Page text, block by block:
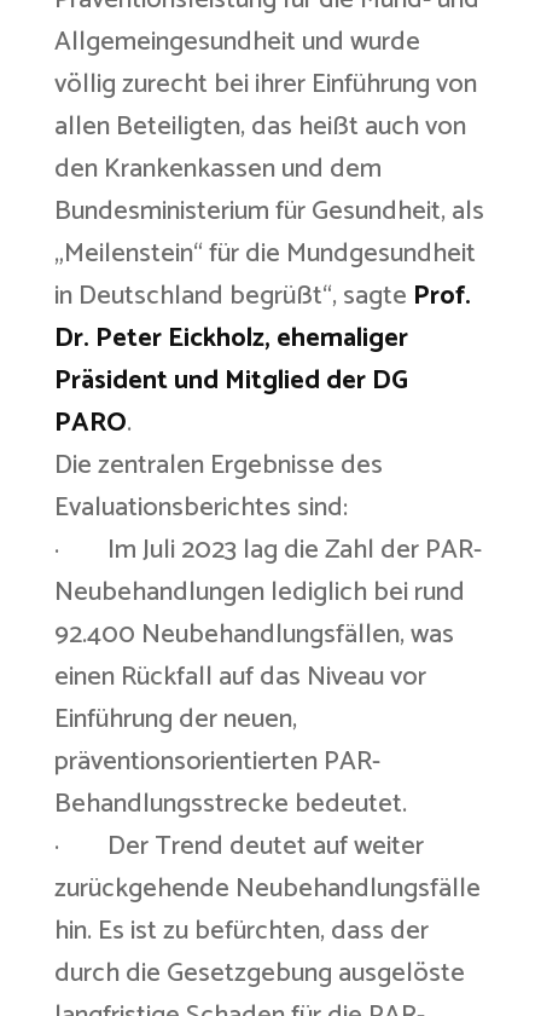
Allgemeingesundheit und wurde
völlig zurecht bei ihrer Einführung von
allen Beteiligten, das heißt auch von
den Krankenkassen und dem
Bundesministerium für Gesundheit, als
„Meilenstein“ für die Mundgesundheit
in Deutschland begrüßt“, sagte Prof.
Dr. Peter Eickholz, ehemaliger
Präsident und Mitglied der DG
PARO.
Die zentralen Ergebnisse des
Evaluationsberichtes sind:
· Im Juli 2023 lag die Zahl der PAR-
Neubehandlungen lediglich bei rund
92.400 Neubehandlungsfällen, was
einen Rückfall auf das Niveau vor
Einführung der neuen,
präventionsorientierten PAR-
Behandlungsstrecke bedeutet.
· Der Trend deutet auf weiter
zurückgehende Neubehandlungsfälle
hin. Es ist zu befürchten, dass der
durch die Gesetzgebung ausgelöste